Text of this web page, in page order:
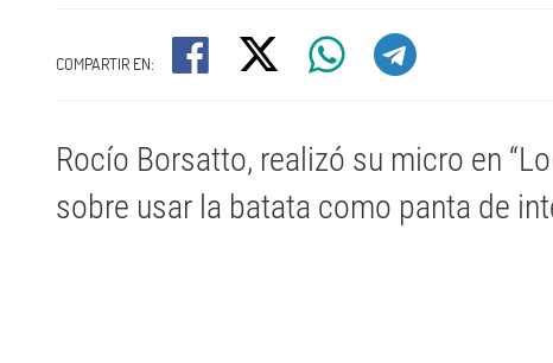
COMPARTIR EN:
Rocío Borsatto, realizó su micro en
sobre usar la batata como panta de